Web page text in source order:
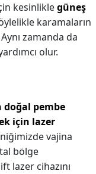
kesinliklegüneş
karamaların
zamanda da
olur.
doğal pembe
için lazer
vajina
bölge
lazer cihazını